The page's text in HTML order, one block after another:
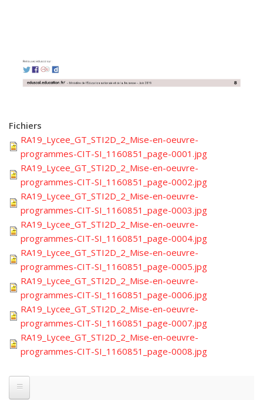
Fichiers
RA19_Lycee_GT_STI2D_2_Mise-en-oeuvre-
programmes-CIT-SI_1160851_page-0001.jpg
RA19_Lycee_GT_STI2D_2_Mise-en-oeuvre-
programmes-CIT-SI_1160851_page-0002.jpg
RA19_Lycee_GT_STI2D_2_Mise-en-oeuvre-
programmes-CIT-SI_1160851_page-0003.jpg
RA19_Lycee_GT_STI2D_2_Mise-en-oeuvre-
programmes-CIT-SI_1160851_page-0004.jpg
RA19_Lycee_GT_STI2D_2_Mise-en-oeuvre-
programmes-CIT-SI_1160851_page-0005.jpg
RA19_Lycee_GT_STI2D_2_Mise-en-oeuvre-
programmes-CIT-SI_1160851_page-0006.jpg
RA19_Lycee_GT_STI2D_2_Mise-en-oeuvre-
programmes-CIT-SI_1160851_page-0007.jpg
RA19_Lycee_GT_STI2D_2_Mise-en-oeuvre-
programmes-CIT-SI_1160851_page-0008.jpg